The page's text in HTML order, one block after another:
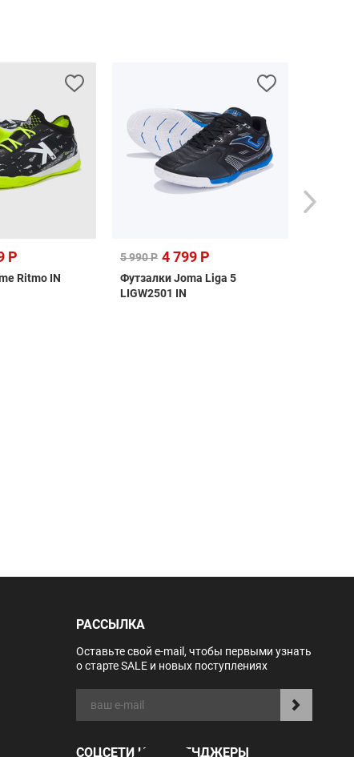
Р
Ritmo IN
5 990 Р 4 799 Р
Футзалки Joma Liga 5
LIGW2501 IN
РАССЫЛКА
Оставьте свой e-mail, чтобы первыми узнать
о старте SALE и новых поступлениях
СОЦСЕТИ И МЕССЕНДЖЕРЫ